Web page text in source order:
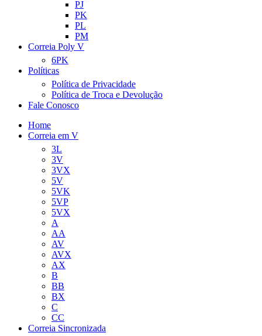
PJ
PK
PL
PM
Correia Poly V
6PK
Políticas
Política de Privacidade
Política de Troca e Devolução
Fale Conosco
Home
Correia em V
3L
3V
3VX
5V
5VK
5VP
5VX
A
AA
AV
AVX
AX
B
BB
BX
C
CC
Correia Sincronizada